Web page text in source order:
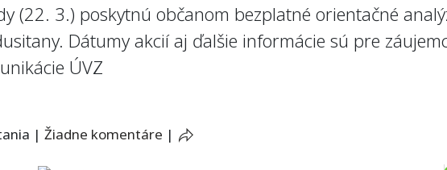
(22. 3.) poskytnú občanom bezplatné orientačné
Dátumy akcií aj ďalšie informácie sú pre
ÚVZ
| Žiadne komentáre |